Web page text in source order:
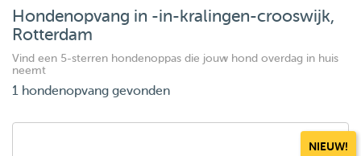
Hondenopvang in -in-kralingen-crooswijk,
Rotterdam
Vind een 5-sterren hondenoppas die jouw hond overdag in huis
neemt
1 hondenopvang gevonden
NIEUW!